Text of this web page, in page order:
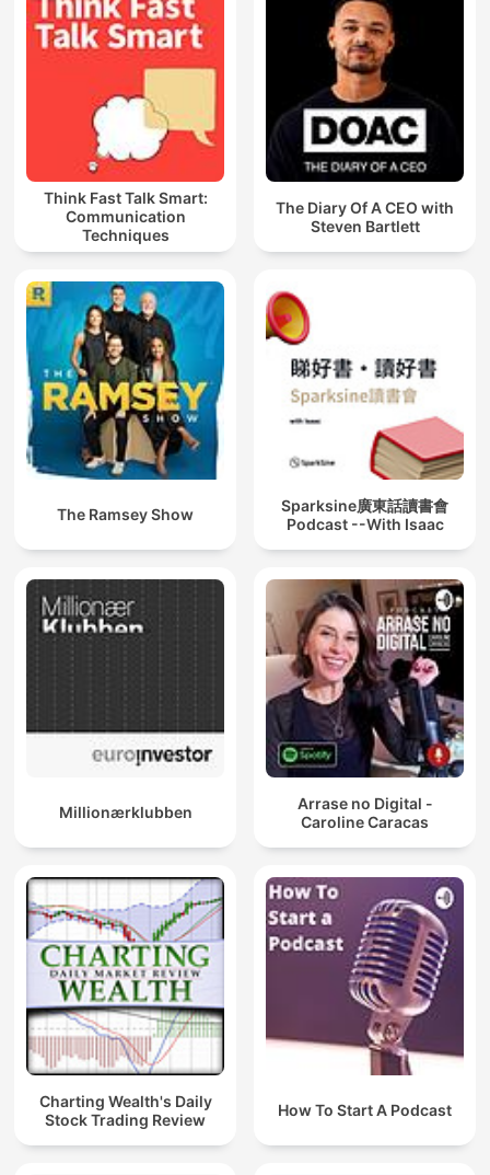
Think Fast Talk Smart:
Communication
Techniques
The Diary Of A CEO with
Steven Bartlett
The Ramsey Show
Sparksine廣東話讀書會
Podcast --With Isaac
Millionærklubben
Arrase no Digital -
Caroline Caracas
Charting Wealth's Daily
Stock Trading Review
How To Start A Podcast